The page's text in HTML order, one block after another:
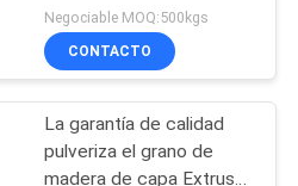
de
aluminio
de molde listo China
Fuente de suministro de
fábrica
Negociable MOQ:500kgs
CONTACTO
La garantía de calidad
pulveriza el grano de
madera de capa Extrus